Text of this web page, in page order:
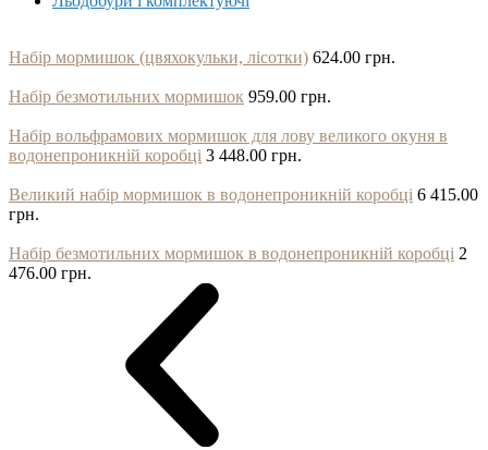
Набір мормишок (цвяхокульки, лісотки) 624.00 грн.
Набір безмотильних мормишок 959.00 грн.
Набір вольфрамових мормишок для лову великого окуня в
водонепроникній коробці 3 448.00 грн.
Великий набір мормишок в водонепроникній коробці 6 415.00
грн.
Набір безмотильних мормишок в водонепроникній коробці 2
476.00 грн.